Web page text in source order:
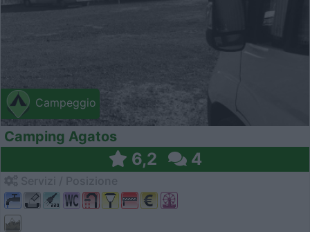
Campeggio
Camping Agatos
6,2 4